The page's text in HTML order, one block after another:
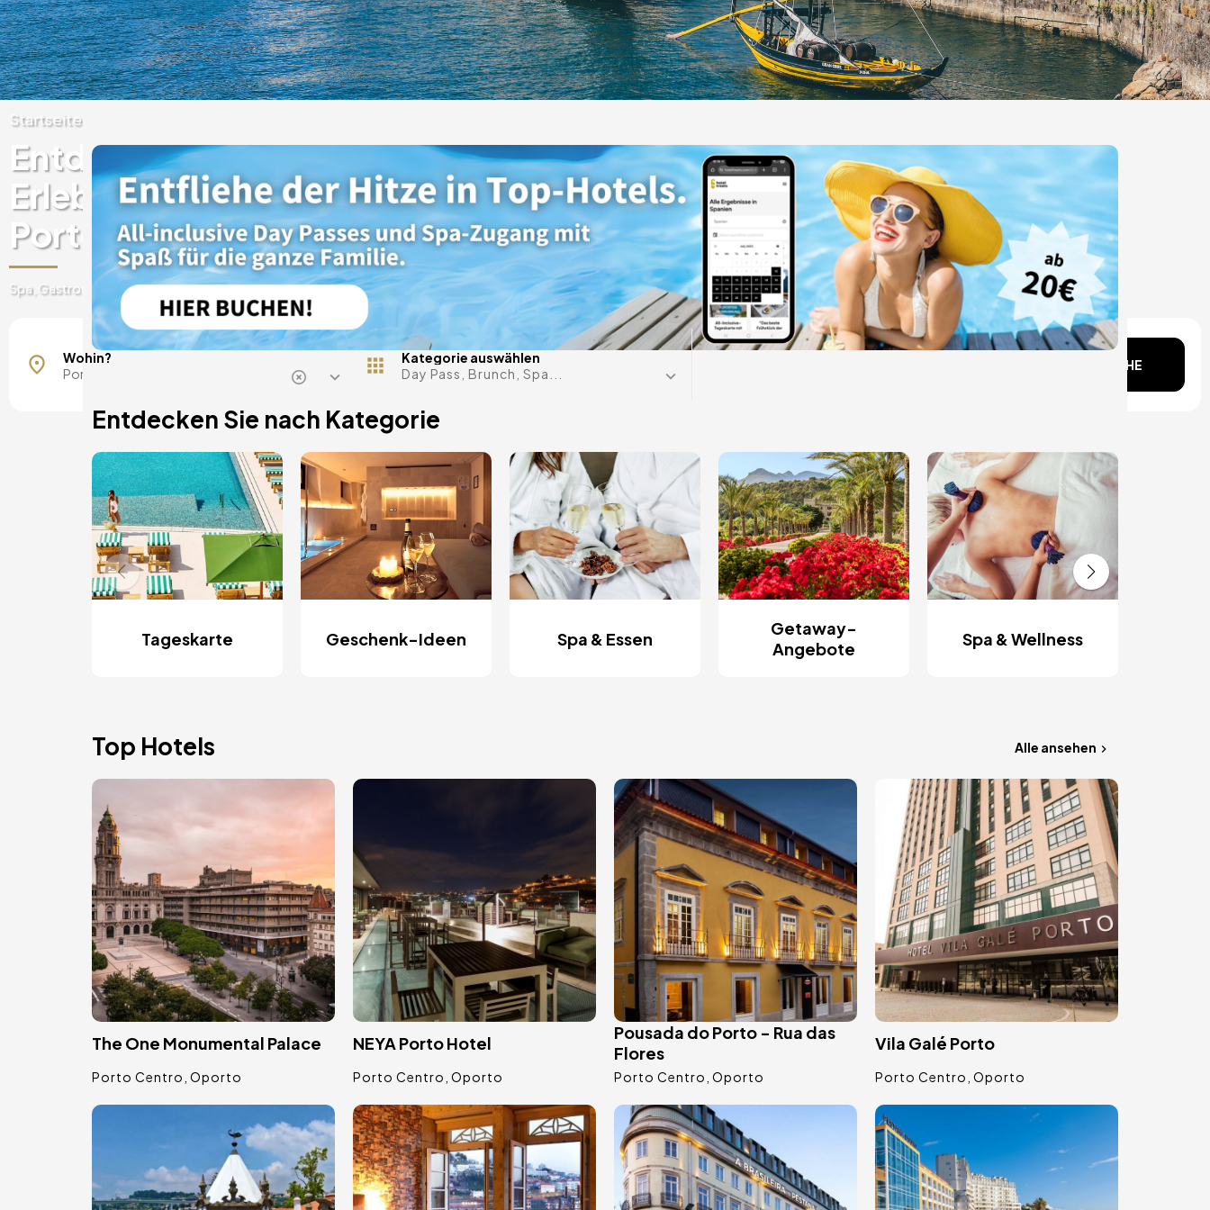
Startseite
Entdecken Sie einzigartige
Erlebnisse in Luxushotels auf
Porto Centro
Spa, Gastronomie, Tageskarte, Kurzurlaube und vieles mehr
Wohin?
Kategorie auswählen
Day Pass, Brunch, Spa...
Datum im Kopf?
SUCHE
Entdecken Sie nach Kategorie
Tageskarte Geschenk-Ideen Spa & Essen
Getaway-
Angebote
Spa & Wellness
Top Hotels Alle ansehen
Bild
The One Monumental Palace
Porto Centro Oporto
NEYA Porto Hotel
Porto Centro Oporto
Bild
Pousada do Porto - Rua das
Flores
Porto Centro Oporto
Bild
Vila Galé Porto
Porto Centro Oporto
Bild Bild Bild